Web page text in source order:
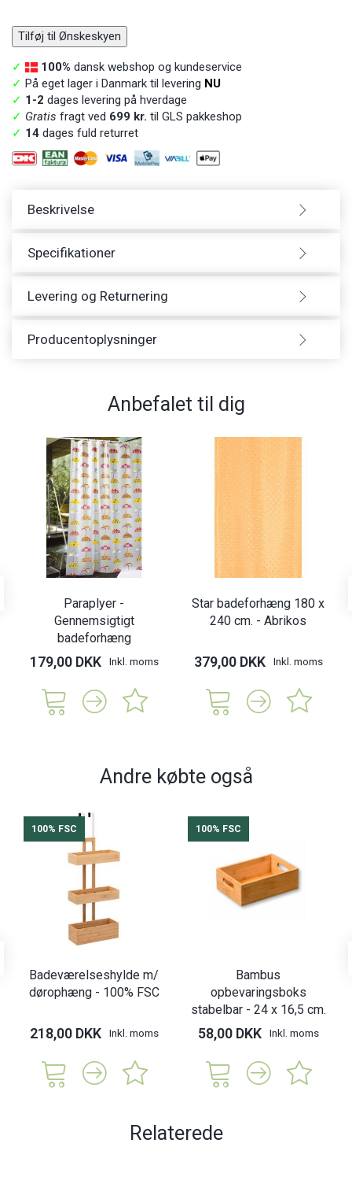
Tilføj til Ønskeskyen
✓ 100% dansk webshop og kundeservice
✓ På eget lager i Danmark til levering NU
✓ 1-2 dages levering på hverdage
✓ Gratis fragt ved 699 kr. til GLS pakkeshop
✓ 14 dages fuld returret
Beskrivelse
Specifikationer
Levering og Returnering
Producentoplysninger
Anbefalet til dig
Paraplyer -
Gennemsigtigt
badeforhæng
179,00 DKK Inkl. moms
Star badeforhæng 180 x
240 cm. - Abrikos
379,00 DKK Inkl. moms
Andre købte også
100% FSC
Badeværelseshylde m/
dørophæng - 100% FSC
218,00 DKK Inkl. moms
100% FSC
Bambus
opbevaringsboks
stabelbar - 24 x 16,5 cm.
58,00 DKK Inkl. moms
Relaterede